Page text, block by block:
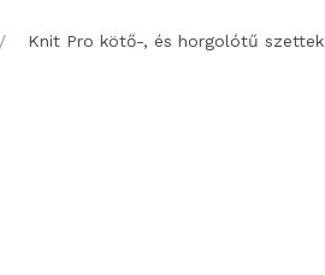
Knit Pro kötő-, és horgolótű szettek